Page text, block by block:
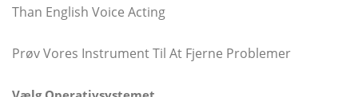
Than English Voice Acting
Prøv Vores Instrument Til At Fjerne Problemer